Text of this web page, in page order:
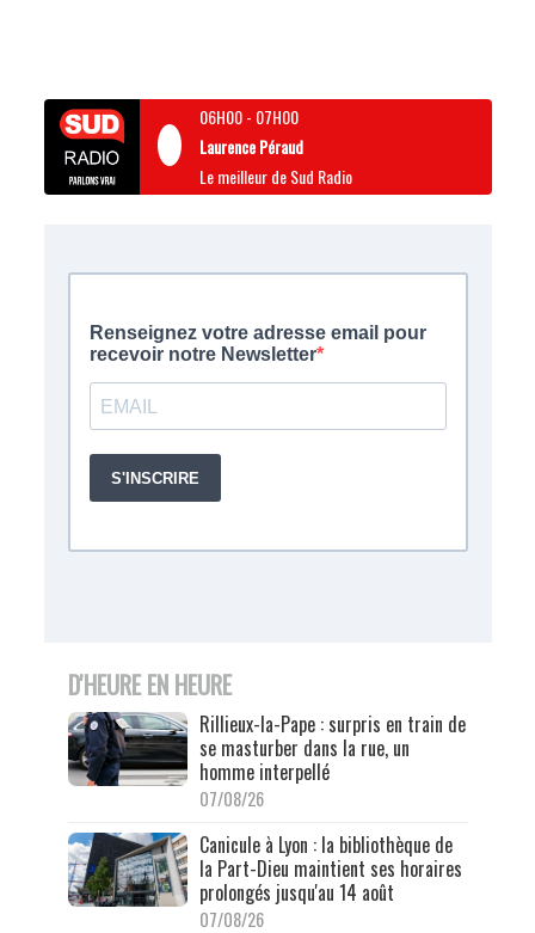
06H00- 07H00
Laurence Péraud
Le meilleur de Sud Radio
D'HEURE EN HEURE
Rillieux-la-Pape : surpris en train de
se masturber dans la rue, un
homme interpellé
07/08/26
Canicule à Lyon : la bibliothèque de
la Part-Dieu maintient ses horaires
prolongés jusqu'au 14 août
07/08/26